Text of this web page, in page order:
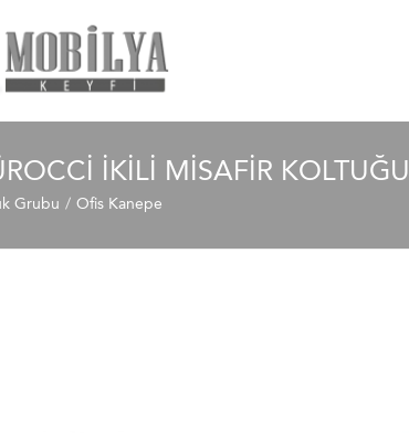
İKILI MISAFIR KOLTUĞU
Grubu Ofis Kanepe